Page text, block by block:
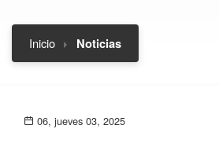
Inicio Noticias
06, jueves 03, 2025